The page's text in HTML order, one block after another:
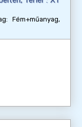
Fém+műanyag,